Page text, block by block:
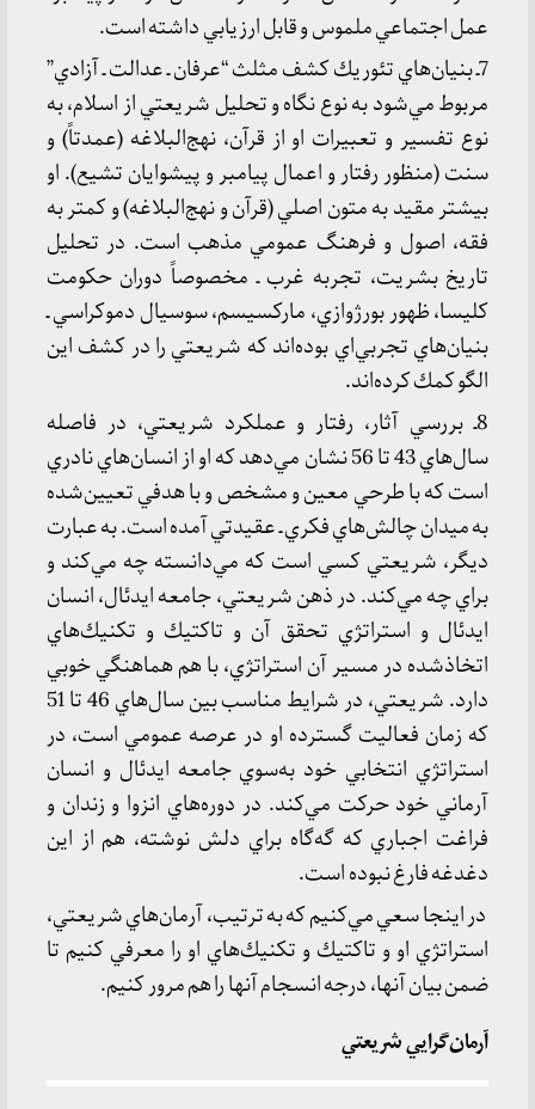
عمل اجتماعي ملموس و قابل ارزيابي داشته است.
7ـ بنيان‌هاي تئوريك كشف مثلث “عرفان ـ عدالت ـ آزادي”
مربوط مي‌شود به نوع نگاه و تحليل شريعتي از اسلام، به
نوع تفسير و تعبيرات او از قرآن، نهج‌البلاغه (عمدتاً) و
سنت (منظور رفتار و اعمال پيامبر و پيشوايان تشيع). او
بيشتر مقيد به متون اصلي (قرآن و نهج‌البلاغه) و كمتر به
فقه، اصول و فرهنگ عمومي مذهب است. در تحليل
تاريخ بشريت، تجربه غرب ـ مخصوصاً دوران حكومت
كليسا، ظهور بورژوازي، ماركسيسم، سوسيال دموكراسي ـ
بنيان‌هاي تجربي‌اي بوده‌اند كه شريعتي را در كشف اين
الگو كمك كرده‌اند.
8ـ بررسي آثار، رفتار و عملكرد شريعتي، در فاصله
سال‌هاي 43 تا 56 نشان مي‌دهد كه او از انسان‌هاي نادري
است كه با طرحي معين و مشخص و با هدفي تعيين‌شده
به ميدان چالش‌هاي فكري ـ عقيدتي آمده است. به عبارت
ديگر، شريعتي كسي است كه مي‌دانسته چه مي‌كند و
براي چه مي‌كند. در ذهن شريعتي، جامعه ايدئال، انسان
ايدئال و استراتژي تحقق آن و تاكتيك و تكنيك‌هاي
اتخاذشده در مسير آن استراتژي، با هم هماهنگي خوبي
دارد. شريعتي، در شرايط مناسب بين سال‌هاي 46 تا 51
كه زمان فعاليت گسترده او در عرصه عمومي است، در
استراتژي انتخابي خود به‌سوي جامعه ايدئال و انسان
آرماني خود حركت مي‌كند. در دوره‌هاي انزوا و زندان و
فراغت اجباري كه گه‌گاه براي دلش نوشته، هم از اين
دغدغه فارغ نبوده است.
در اينجا سعي مي‌كنيم كه به ترتيب، آرمان‌‌هاي شريعتي،
استراتژي او و تاكتيك و تكنيك‌هاي او را معرفي كنيم تا
ضمن بيان آنها، درجه انسجام آنها را هم مرور كنيم.
آرمان‌گرايي شريعتي